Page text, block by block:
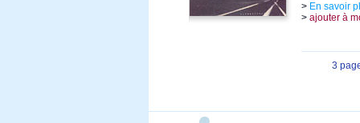
> En savoir
> ajouter à
3